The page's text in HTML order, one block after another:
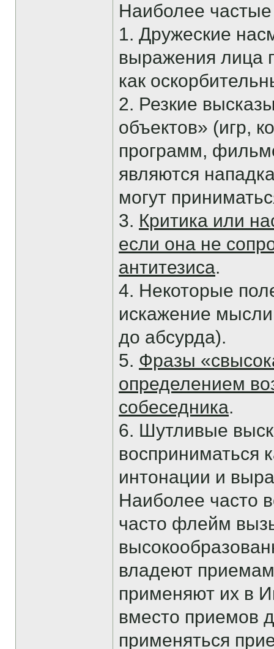
Наиболее
1. Дружеские
выражения лица
как
2. Резкие
объектов» (игр,
программ,
являются
могут
3. Критика или
если она не
антитезиса.
4. Некоторые
искажение
до абсурда).
5. Фразы
определением
собеседника.
6. Шутливые
восприниматься
интонации и
Наиболее часто
часто флейм
владеют
применяют их в
вместо приемов
применяться